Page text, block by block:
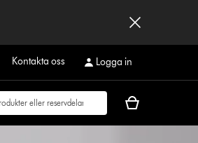
Kontakta oss Logga in
Kundvagnen